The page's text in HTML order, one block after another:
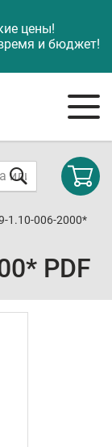
цены!
и бюджет!
1.10-006-2000*
PDF